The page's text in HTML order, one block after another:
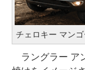
チェロキー マン
ラングラー ア